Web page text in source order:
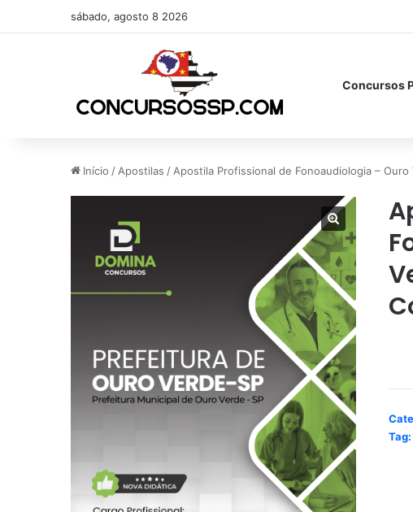
sábado, agosto 8 2026
Concursos
Início / Apostilas / Apostila Profissional de Fonoaudiologia –
Tag: